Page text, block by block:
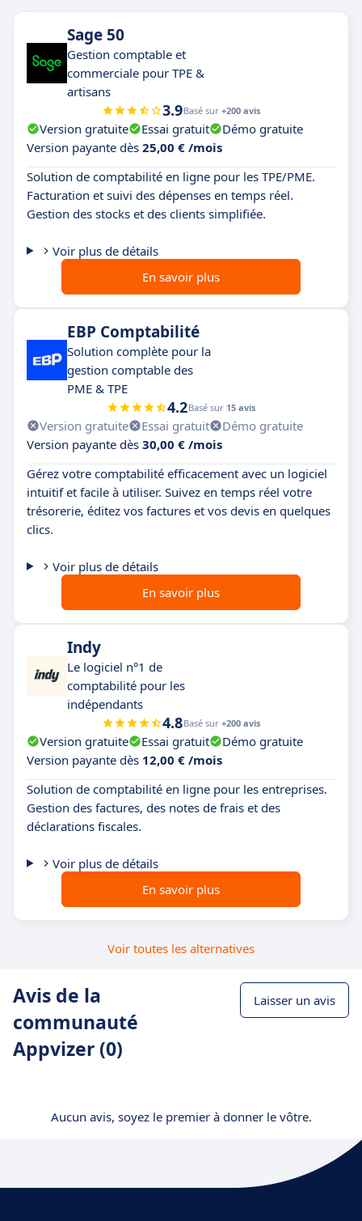
Sage 50
Gestion comptable et
commerciale pour TPE &
artisans
3.9Basé sur +200 avis
Version gratuite Essai gratuit
Démo gratuite
Version payante dès 25,00 € /mois
Solution de comptabilité en ligne pour les TPE/PME.
Facturation et suivi des dépenses en temps réel.
Gestion des stocks et des clients simplifiée.
Voir plus de détails
En savoir plus
EBP Comptabilité
Solution complète pour la
gestion comptable des
PME & TPE
4.2Basé sur 15 avis
Version gratuite Essai gratuit
Démo gratuite
Version payante dès 30,00 € /mois
Gérez votre comptabilité efficacement avec un logiciel
intuitif et facile à utiliser. Suivez en temps réel votre
trésorerie, éditez vos factures et vos devis en quelques
clics.
Voir plus de détails
En savoir plus
Indy
Le logiciel n°1 de
comptabilité pour les
indépendants
4.8Basé sur +200 avis
Version gratuite Essai gratuit
Démo gratuite
Version payante dès 12,00 € /mois
Solution de comptabilité en ligne pour les entreprises.
Gestion des factures, des notes de frais et des
déclarations fiscales.
Voir plus de détails
En savoir plus
Voir toutes les alternatives
Avis de la
communauté
Appvizer (0)
Laisser un avis
Aucun avis, soyez le premier à donner le vôtre.